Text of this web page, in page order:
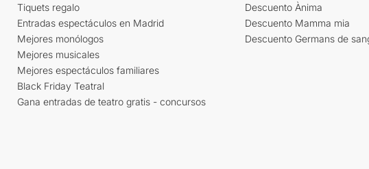
Tiquets regalo
Entradas espectáculos en Madrid
Mejores monólogos
Mejores musicales
Mejores espectáculos familiares
Black Friday Teatral
Gana entradas de teatro gratis - concursos
Descuento Ànima
Descuento Mamma mia
Descuento Germans de